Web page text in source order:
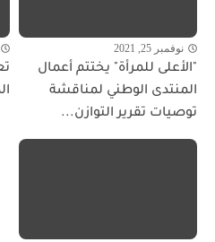
نوفمبر 25, 2021
"الأعلى للمرأة" يختتم أعمال
المنتدى الوطني لمناقشة
توصيات تقرير التوازن...